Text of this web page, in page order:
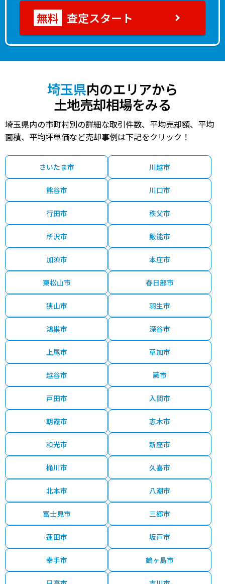
査定スタート
埼玉県内のエリアから
土地売却相場をみる
埼玉県内の市町村別の詳細な取引件数、平均売却額、平均
面積、平均坪単価など売却事例は下記をクリック！
さいたま市 川越市
熊谷市 川口市
行田市 秩父市
所沢市 飯能市
加須市 本庄市
東松山市 春日部市
狭山市 羽生市
鴻巣市 深谷市
上尾市 草加市
越谷市 蕨市
戸田市 入間市
朝霞市 志木市
和光市 新座市
桶川市 久喜市
北本市 八潮市
富士見市 三郷市
蓮田市 坂戸市
幸手市 鶴ヶ島市